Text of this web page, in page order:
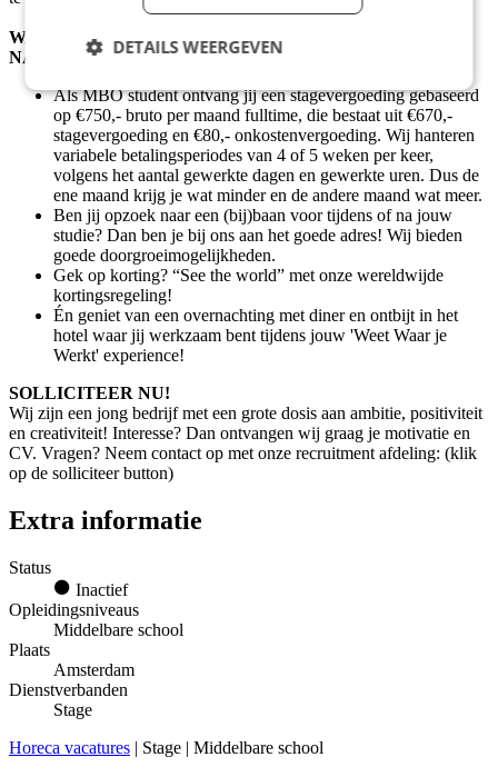
WAT KRIJG JIJ VAN ONS (NAAST EEN FIJN TEAM
NATUURLIJK)?
Als MBO student ontvang jij een stagevergoeding gebaseerd
op €750,- bruto per maand fulltime, die bestaat uit €670,-
stagevergoeding en €80,- onkostenvergoeding. Wij hanteren
variabele betalingsperiodes van 4 of 5 weken per keer,
volgens het aantal gewerkte dagen en gewerkte uren. Dus de
ene maand krijg je wat minder en de andere maand wat meer.
Ben jij opzoek naar een (bij)baan voor tijdens of na jouw
studie? Dan ben je bij ons aan het goede adres! Wij bieden
goede doorgroeimogelijkheden.
Gek op korting? “See the world” met onze wereldwijde
kortingsregeling!
Én geniet van een overnachting met diner en ontbijt in het
hotel waar jij werkzaam bent tijdens jouw 'Weet Waar je
Werkt' experience!
SOLLICITEER NU!
Wij zijn een jong bedrijf met een grote dosis aan ambitie, positiviteit
en creativiteit! Interesse? Dan ontvangen wij graag je motivatie en
CV. Vragen? Neem contact op met onze recruitment afdeling: (klik
op de solliciteer button)
Extra informatie
Status
Inactief
Opleidingsniveaus
Middelbare school
Plaats
Amsterdam
Dienstverbanden
Stage
Horeca vacatures | Stage | Middelbare school
DETAILS WEERGEVEN